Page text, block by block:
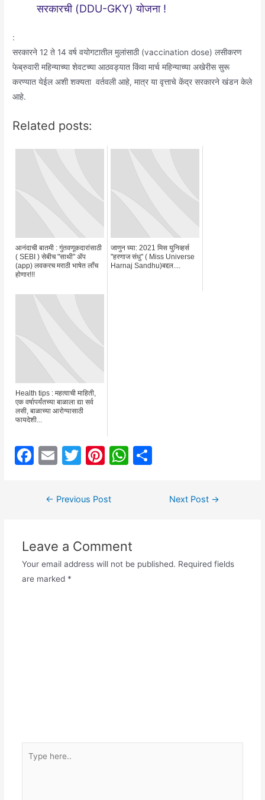
सरकारची (DDU-GKY) योजना !
:
सरकारने 12 ते 14 वर्ष वयोगटातील मुलांसाठी (vaccination dose) लसीकरण
फेब्रुवारी महिन्याच्या शेवटच्या आठवड्यात किंवा मार्च महिन्याच्या अखेरीस सुरू
करण्यात येईल अशी शक्यता वर्तवली आहे, मात्र या वृत्ताचे केंद्र सरकारने खंडन केले
आहे.
Related posts:
आनंदाची बातमी : गुंतवणूकदारांसाठी
( SEBI ) सेबीच "साथी" ॲप
(app) लवकरच मराठी भाषेत लाँच
होणार!!!
जाणुन घ्या: 2021 मिस युनिव्हर्स
"हरणाज संधु" ( Miss Universe
Harnaj Sandhu)बद्दल....
Health tips : महत्वाची माहिती,
एक वर्षापर्यंतच्या बाळाला द्या सर्व
लसी, बाळाच्या आरोग्यासाठी
फायदेशी...
F
o
o
k
E
ai
T
itt
Pi
er
W
p
p
ar
Post← Previous Post Next Post →
Leave a Comment
Your email address will not be published. Required fields
are marked *
here..